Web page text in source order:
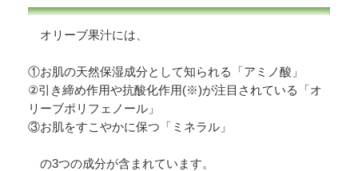
オリーブ果汁には、
①お肌の天然保湿成分として知られる「アミノ酸」
②引き締め作用や抗酸化作用(※)が注目されている「オ
リーブポリフェノール」
③お肌をすこやかに保つ「ミネラル」
の3つの成分が含まれています。